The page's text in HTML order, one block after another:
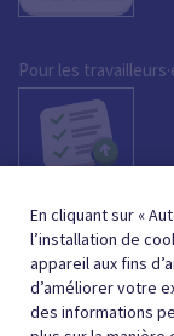
Pour les
En cliquant sur «
l’installation de
appareil aux fins
d’améliorer votre
des informations